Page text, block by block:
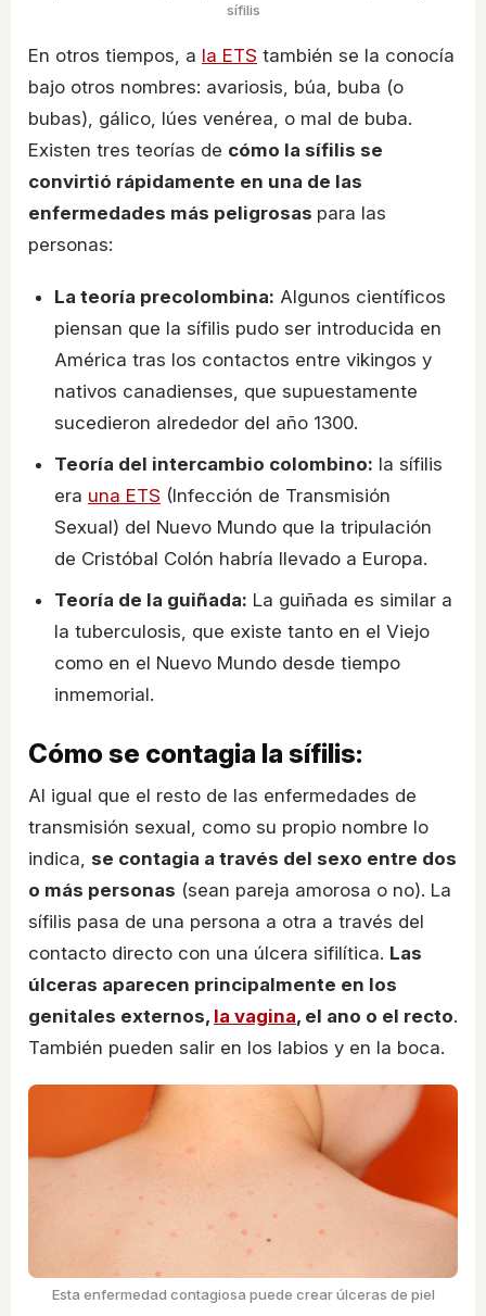
sífilis
En otros tiempos, a la ETS también se la conocía
bajo otros nombres: avariosis, búa, buba (o
bubas), gálico, lúes venérea, o mal de buba.
Existen tres teorías de cómo la sífilis se
convirtió rápidamente en una de las
enfermedades más peligrosas para las
personas:
La teoría precolombina: Algunos científicos
piensan que la sífilis pudo ser introducida en
América tras los contactos entre vikingos y
nativos canadienses, que supuestamente
sucedieron alrededor del año 1300.
Teoría del intercambio colombino: la sífilis
era una ETS (Infección de Transmisión
Sexual) del Nuevo Mundo que la tripulación
de Cristóbal Colón habría llevado a Europa.
Teoría de la guiñada: La guiñada es similar a
la tuberculosis, que existe tanto en el Viejo
como en el Nuevo Mundo desde tiempo
inmemorial.
Cómo se contagia la sífilis:
Al igual que el resto de las enfermedades de
transmisión sexual, como su propio nombre lo
indica, se contagia a través del sexo entre dos
o más personas (sean pareja amorosa o no). La
sífilis pasa de una persona a otra a través del
contacto directo con una úlcera sifilítica. Las
úlceras aparecen principalmente en los
genitales externos, la vagina, el ano o el recto.
También pueden salir en los labios y en la boca.
Esta enfermedad contagiosa puede crear úlceras de piel